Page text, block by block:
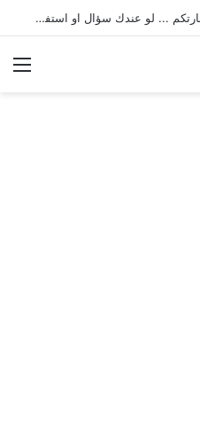
نتشرف بتلقي طلباتكم و استفسارتكم ... لو عندك سؤال او استفسار ماتدرددش فى طلب المساعدة